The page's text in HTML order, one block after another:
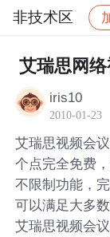
非技术区
社区 非技
艾瑞思网
iris10
2010-01-23
艾瑞思视频会
个点完全免费
不限制功能，
可以满足大多
艾瑞思视频会